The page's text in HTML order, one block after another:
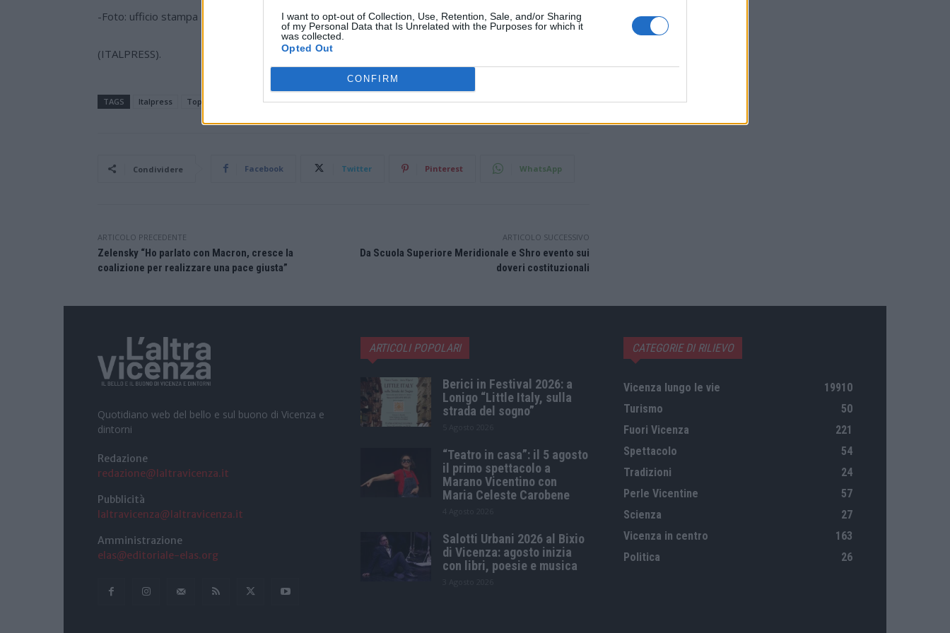
I want to opt-out of Collection, Use, Retention, Sale, and/or Sharing
of my Personal Data that Is Unrelated with the Purposes for which it
was collected.
Opted Out
CONFIRM
-Foto: ufficio stampa Ladisa-
(ITALPRESS).
TAGS Italpress TopNewsItalia
Condividere Facebook Twitter Pinterest WhatsApp
ARTICOLO PRECEDENTE
Zelensky “Ho parlato con Macron, cresce la
coalizione per realizzare una pace giusta”
ARTICOLO SUCCESSIVO
Da Scuola Superiore Meridionale e Shro evento sui
doveri costituzionali
Quotidiano web del bello e sul buono di Vicenza e
dintorni
Redazione
redazione@laltravicenza.it
Pubblicità
laltravicenza@laltravicenza.it
Amministrazione
elas@editoriale-elas.org
ARTICOLI POPOLARI
Berici in Festival 2026: a
Lonigo “Little Italy, sulla
strada del sogno”
“Teatro in casa”: il 5 agosto
il primo spettacolo a
Marano Vicentino con
Maria Celeste Carobene
Salotti Urbani 2026 al Bixio
di Vicenza: agosto inizia
con libri, poesie e musica
CATEGORIE DI RILIEVO
Vicenza lungo le vie
19910
Turismo
50
Fuori Vicenza
221
Spettacolo
54
Tradizioni
24
Perle Vicentine
57
Scienza
27
Vicenza in centro
163
Politica
26